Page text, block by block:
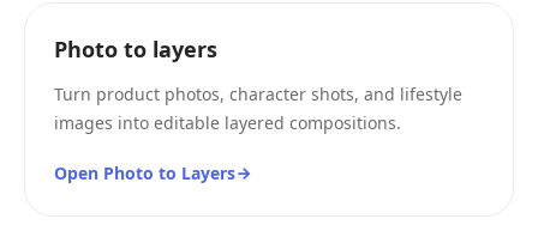
Photo to layers
Turn product photos, character shots, and lifestyle
images into editable layered compositions.
Open Photo to Layers